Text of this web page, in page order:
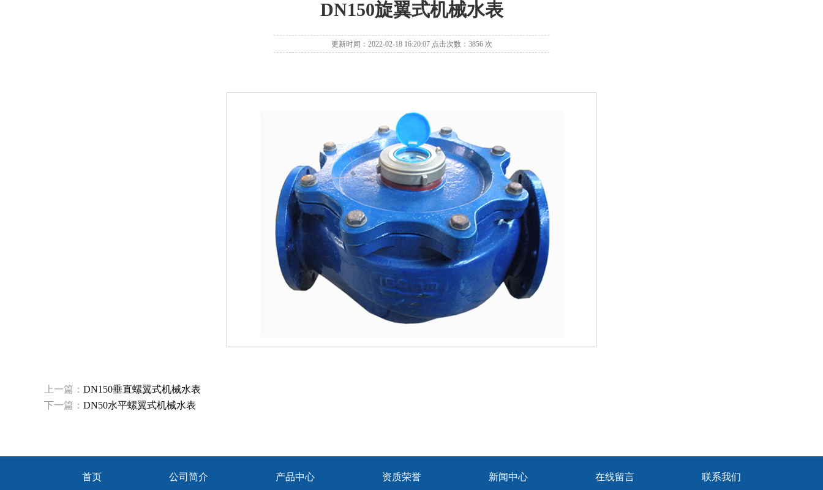
DN150旋翼式机械水表
更新时间：2022-02-18 16:20:07 点击次数：3856 次
上一篇： DN150垂直螺翼式机械水表
下一篇： DN50水平螺翼式机械水表
首页 公司简介 产品中心 资质荣誉 新闻中心 在线留言 联系我们